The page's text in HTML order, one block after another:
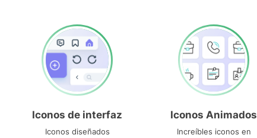
Iconos de interfaz
Iconos diseñados
Iconos Animados
Increíbles iconos en